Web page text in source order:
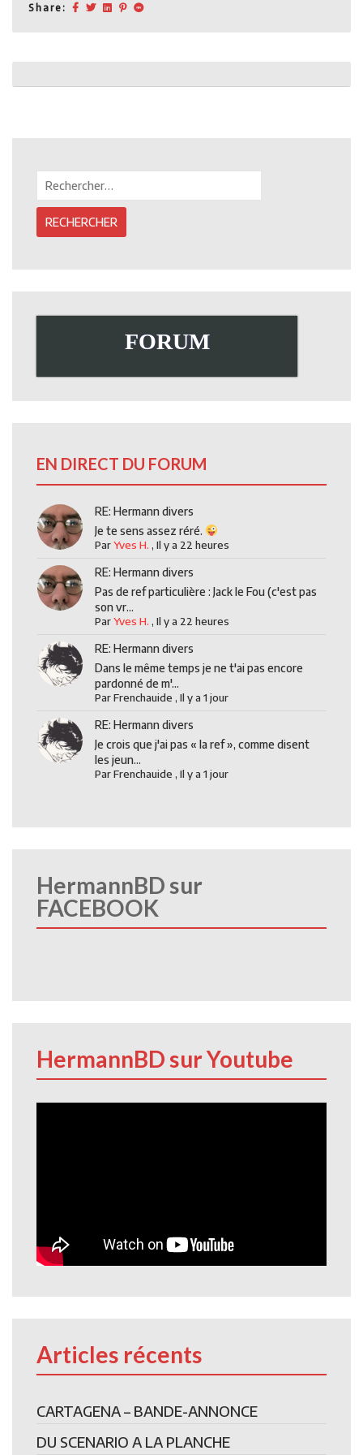
Share:
Post
FORUM
EN DIRECT DU FORUM
RE: Hermann divers
Je te sens assez réré.
ParYves H. ,Il y a 22 heures
RE: Hermann divers
Pas de ref particulière : Jack le Fou (c'est pas
son vr...
ParYves H. ,Il y a 22 heures
RE: Hermann divers
Dans le même temps je ne t'ai pas encore
pardonné de m'...
ParFrenchauide ,Il y a 1 jour
RE: Hermann divers
Je crois que j'ai pas « la ref », comme disent
les jeun...
ParFrenchauide ,Il y a 1 jour
HermannBD sur
FACEBOOK
HermannBD sur Youtube
Articles récents
CARTAGENA – BANDE-ANNONCE
DU SCENARIO A LA PLANCHE